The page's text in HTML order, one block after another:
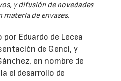
y difusión de novedades
materia de envases.
Eduardo de Lecea
de Genci, y
en nombre de
el desarrollo de